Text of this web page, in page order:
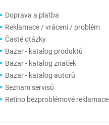
Doprava a platba
Reklamace / vrácení / problém
Časté otázky
Bazar - katalog produktů
Bazar - katalog značek
Bazar - katalog autorů
Seznam servisů
Retino bezproblémové reklamace